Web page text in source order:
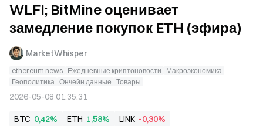
WLFI; BitMine оценивает
замедление покупок ETH (эфира)
MarketWhisper
ethereum news Ежедневные криптоновости
Макроэкономика
Геополитика Ончейн данные Товары
2026-05-08 01:35:31
BTC 0,42% ETH 1,58% LINK -0,30%